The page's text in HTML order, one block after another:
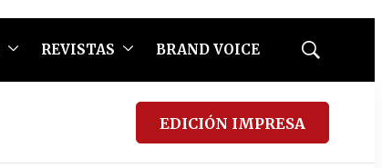
REVISTAS BRAND VOICE
Mostrar
EDICIÓN IMPRESA